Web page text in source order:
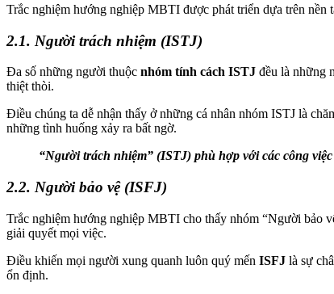
Trắc nghiệm hướng nghiệp MBTI được phát triển dựa trên
2.1. Người trách nhiệm (ISTJ)
Đa số những người thuộc nhóm tính cách ISTJ đều là những
thiệt thòi.
Điều chúng ta dễ nhận thấy ở những cá nhân nhóm ISTJ là
những tình huống xảy ra bất ngờ.
“Người trách nhiệm” (ISTJ) phù hợp với các công
2.2. Người bảo vệ (ISFJ)
Trắc nghiệm hướng nghiệp MBTI cho thấy nhóm “Người bảo
giải quyết mọi việc.
Điều khiến mọi người xung quanh luôn quý mến ISFJ là sự
ổn định.